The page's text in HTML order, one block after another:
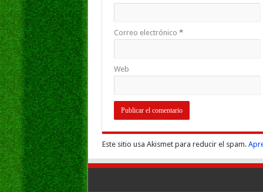
Correo electrónico *
Web
Este sitio usa Akismet para reducir el spam.